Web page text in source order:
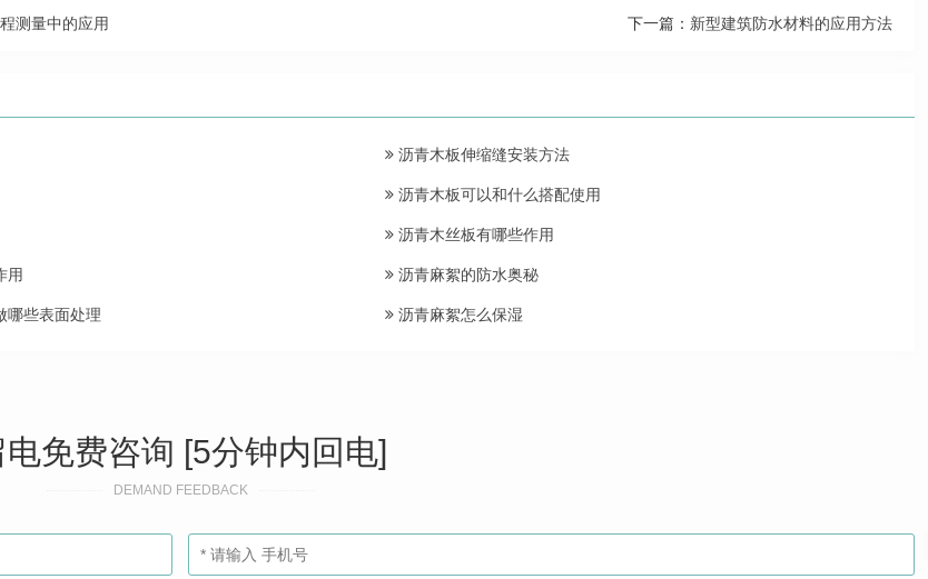
测量中的应用 下一篇： 新型建筑防水材料的应用方法
沥青木板伸缩缝安装方法
沥青木板可以和什么搭配使用
沥青木丝板有哪些作用
用 沥青麻絮的防水奥秘
哪些表面处理 沥青麻絮怎么保湿
电免费咨询 [5分钟内回电]
DEMAND FEEDBACK